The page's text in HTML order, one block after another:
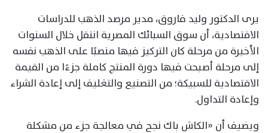
يرى الدكتور وليد فاروق، مدير مرصد الذهب للدراسات
الاقتصادية، أن سوق السبائك المصرية انتقل خلال السنوات
الأخيرة من مرحلة كان التركيز فيها منصبًا على الذهب نفسه
إلى مرحلة أصبحت فيها دورة المنتج كاملة جزءًا من القيمة
الاقتصادية للسبيكة؛ من التصنيع والتغليف إلى إعادة الشراء
وإعادة التداول.
ويضيف أن «الكاش باك نجح في معالجة جزء من مشكلة